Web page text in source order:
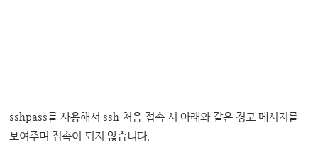
sshpass를 사용해서 ssh 처음 접속 시 아래와 같은 경고 메시지를
보여주며 접속이 되지 않습니다.